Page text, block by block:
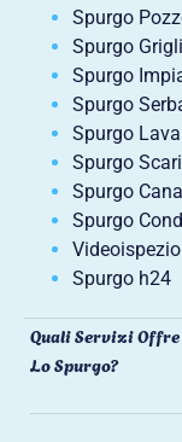
Spurgo
Spurgo
Spurgo
Spurgo
Spurgo
Spurgo
Spurgo
Spurgo
Spurgo h24
Quali Servizi Offre
Lo Spurgo?